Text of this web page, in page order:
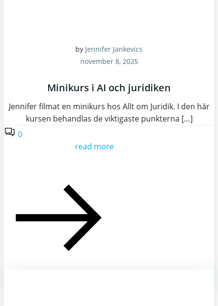
by Jennifer Jankevics
november 8, 2025
Minikurs i AI och juridiken
Jennifer filmat en minikurs hos Allt om Juridik. I den här
kursen behandlas de viktigaste punkterna […]
0
read more